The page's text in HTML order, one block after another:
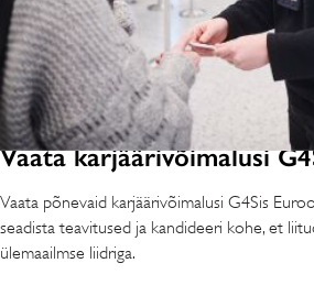
Vaata karjäärivõimalusi
Vaata põnevaid karjäärivõimalusi G4Sis
seadista teavitused ja kandideeri kohe, et
ülemaailmse liidriga.